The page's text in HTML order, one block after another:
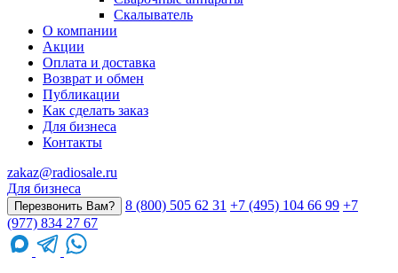
Скалыватель
О компании
Акции
Оплата и доставка
Возврат и обмен
Публикации
Как сделать заказ
Для бизнеса
Контакты
zakaz@radiosale.ru
Для бизнеса
Перезвонить Вам? 8 (800) 505 62 31 +7 (495) 104 66 99 +7
(977) 834 27 67